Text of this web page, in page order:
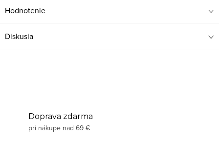
Hodnotenie
Diskusia
Doprava zdarma
pri nákupe nad 69 €